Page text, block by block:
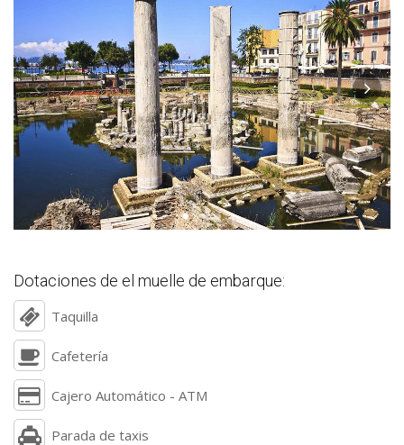
Dotaciones de el muelle de embarque:
Taquilla
Cafetería
Cajero Automático - ATM
Parada de taxis